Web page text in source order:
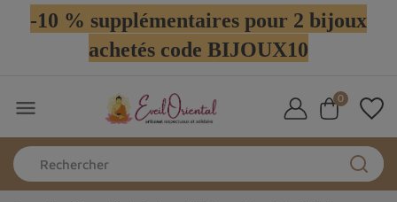
-10 % supplémentaires pour 2 bijoux
achetés code BIJOUX10
 0